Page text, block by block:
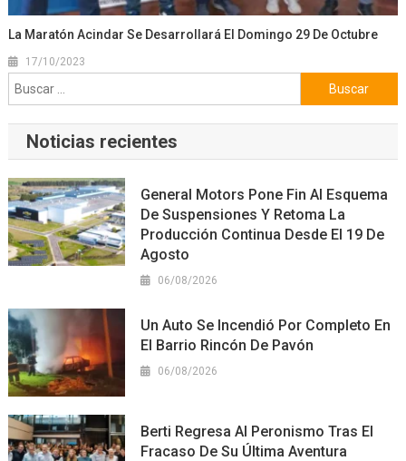
La Maratón Acindar Se Desarrollará El Domingo 29 De Octubre
17/10/2023
Buscar:
Noticias recientes
General Motors Pone Fin Al Esquema
De Suspensiones Y Retoma La
Producción Continua Desde El 19 De
Agosto
06/08/2026
Un Auto Se Incendió Por Completo En
El Barrio Rincón De Pavón
06/08/2026
Berti Regresa Al Peronismo Tras El
Fracaso De Su Última Aventura